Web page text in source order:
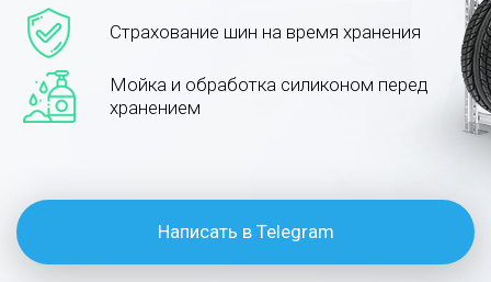
Страхование шин на время хранения
Мойка и обработка силиконом перед
хранением
Написать в Telegram